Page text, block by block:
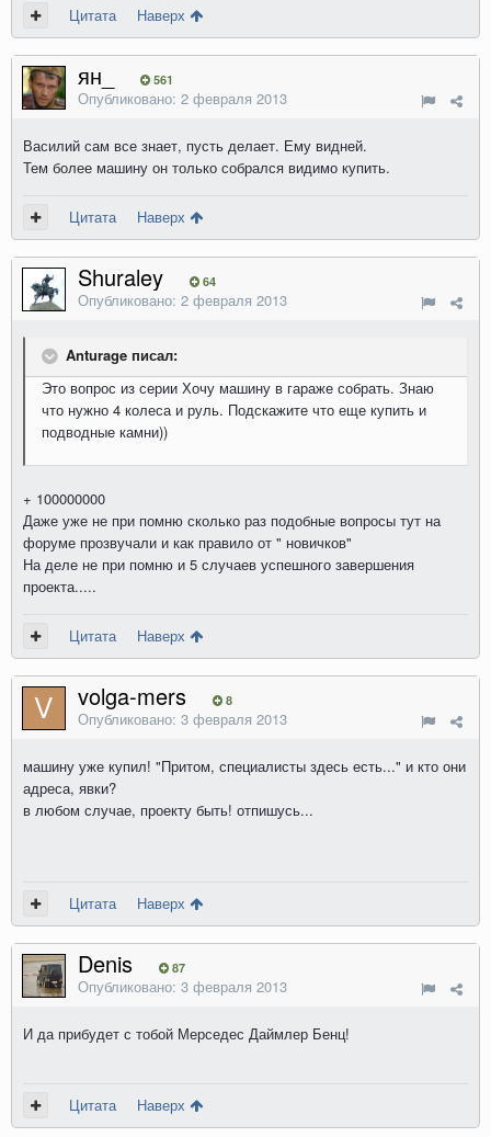
Цитата Наверх
ян_ 561
Опубликовано: 2 февраля 2013
Василий сам все знает, пусть делает. Ему видней.
Тем более машину он только собрался видимо купить.
Цитата Наверх
Shuraley 64
Опубликовано: 2 февраля 2013
Anturage писал:
Это вопрос из серии Хочу машину в гараже собрать. Знаю
что нужно 4 колеса и руль. Подскажите что еще купить и
подводные камни))
+ 100000000
Даже уже не при помню сколько раз подобные вопросы тут на
форуме прозвучали и как правило от " новичков"
На деле не при помню и 5 случаев успешного завершения
проекта.....
Цитата Наверх
volga-mers 8
Опубликовано: 3 февраля 2013
машину уже купил! "Притом, специалисты здесь есть..." и кто они
адреса, явки?
в любом случае, проекту быть! отпишусь...
Цитата Наверх
Denis 87
Опубликовано: 3 февраля 2013
И да прибудет с тобой Мерседес Даймлер Бенц!
Цитата Наверх